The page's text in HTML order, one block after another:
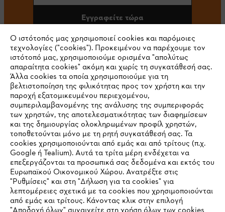
Εγγραφείτε τώρα
#STIHL
Εταιρεία
STIHL Συχνές ερωτήσεις
Ο ιστότοπός μας χρησιμοποιεί cookies και παρόμοιες
τεχνολογίες ("cookies"). Προκειμένου να παρέχουμε τον
ιστότοπό μας, χρησιμοποιούμε ορισμένα "απολύτως
απαραίτητα cookies" ακόμη και χωρίς τη συγκατάθεσή σας.
Άλλα cookies τα οποία χρησιμοποιούμε για τη
βελτιστοποίηση της φιλικότητας προς τον χρήστη και την
παροχή εξατομικευμένου περιεχομένου,
συμπεριλαμβανομένης της ανάλυσης της συμπεριφοράς
των χρηστών, της αποτελεσματικότητας των διαφημίσεων
και της δημιουργίας ολοκληρωμένων προφίλ χρηστών,
τοποθετούνται μόνο με τη ρητή συγκατάθεσή σας. Τα
cookies χρησιμοποιούνται από εμάς και από τρίτους (π.χ.
Google ή Tealium). Αυτά τα τρίτα μέρη ενδέχεται να
επεξεργάζονται τα προσωπικά σας δεδομένα και εκτός του
Ευρωπαϊκού Οικονομικού Χώρου. Ανατρέξτε στις
"Ρυθμίσεις" και στη "Δήλωση για τα cookies" για
λεπτομέρειες σχετικά με τα cookies που χρησιμοποιούνται
από εμάς και τρίτους. Κάνοντας κλικ στην επιλογή